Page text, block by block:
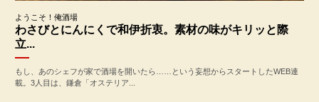
ようこそ！俺酒場
わさびとにんにくで和伊折衷。素材の味がキリッと際
立...
もし、あのシェフが家で酒場を開いたら……という妄想からスタートしたWEB連
載。3人目は、鎌倉「オステリア...